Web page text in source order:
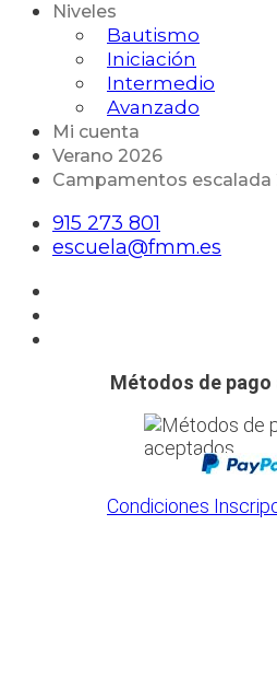
Niveles
Bautismo
Iniciación
Intermedio
Avanzado
Mi cuenta
Verano 2026
Campamentos escalada
915 273 801
escuela@fmm.es
Métodos de
Condiciones